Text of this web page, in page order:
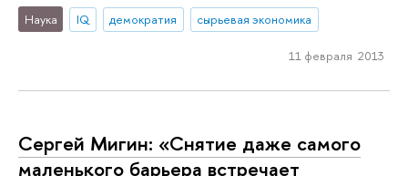
Наука IQ демократия сырьевая экономика
11 февраля 2013
Сергей Мигин: «Снятие даже самого
маленького барьера встречает